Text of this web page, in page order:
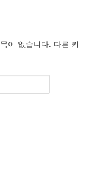
이 없습니다. 다른 키